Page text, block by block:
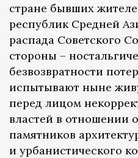
стране бывших
республик Средней
распада Советского
стороны –
безвозвратности
испытывают ныне
перед лицом
властей в отношении
памятников
и урбанистического